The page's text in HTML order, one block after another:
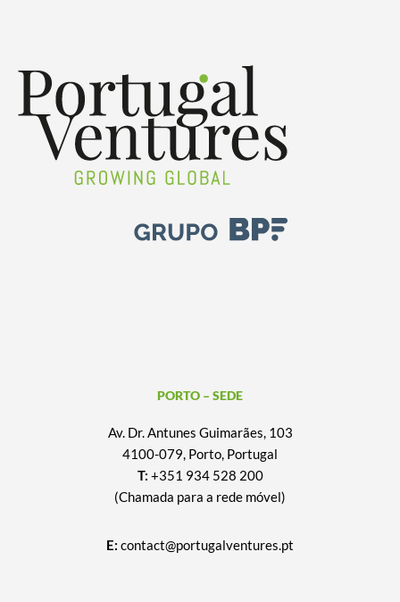
PORTO – SEDE
Av. Dr. Antunes Guimarães, 103
4100-079, Porto, Portugal
T: +351 934 528 200
(Chamada para a rede móvel)
E: contact@portugalventures.pt